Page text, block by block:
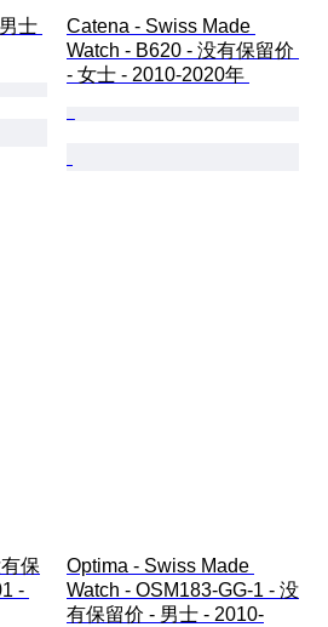
士
Catena - Swiss Made
Watch - B620 - 没有保留价
- 女士 - 2010-2020年
保
-
Optima - Swiss Made
Watch - OSM183-GG-1 - 没
有保留价 - 男士 - 2010-